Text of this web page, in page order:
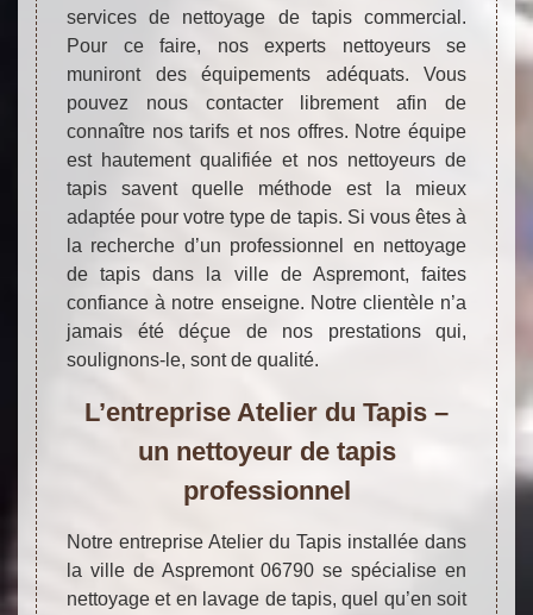
services de nettoyage de tapis commercial.
Pour ce faire, nos experts nettoyeurs se
muniront des équipements adéquats. Vous
pouvez nous contacter librement afin de
connaître nos tarifs et nos offres. Notre équipe
est hautement qualifiée et nos nettoyeurs de
tapis savent quelle méthode est la mieux
adaptée pour votre type de tapis. Si vous êtes à
la recherche d’un professionnel en nettoyage
de tapis dans la ville de Aspremont, faites
confiance à notre enseigne. Notre clientèle n’a
jamais été déçue de nos prestations qui,
soulignons-le, sont de qualité.
L’entreprise Atelier du Tapis –
un nettoyeur de tapis
professionnel
Notre entreprise Atelier du Tapis installée dans
la ville de Aspremont 06790 se spécialise en
nettoyage et en lavage de tapis, quel qu’en soit